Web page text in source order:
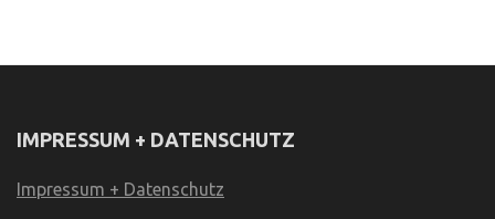
IMPRESSUM + DATENSCHUTZ
Impressum + Datenschutz